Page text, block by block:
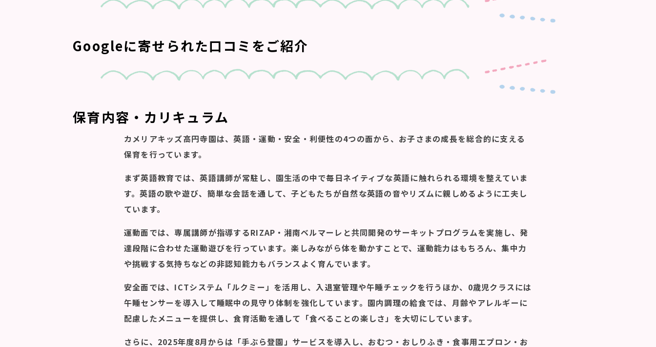
Googleに寄せられた口コミをご紹介
保育内容・カリキュラム
カメリアキッズ高円寺園は、英語・運動・安全・利便性の4つの面から、お子さまの成長を総合的に支える
保育を行っています。
まず英語教育では、英語講師が常駐し、園生活の中で毎日ネイティブな英語に触れられる環境を整えていま
す。英語の歌や遊び、簡単な会話を通して、子どもたちが自然な英語の音やリズムに親しめるように工夫し
ています。
運動面では、専属講師が指導するRIZAP・湘南ベルマーレと共同開発のサーキットプログラムを実施し、発
達段階に合わせた運動遊びを行っています。楽しみながら体を動かすことで、運動能力はもちろん、集中力
や挑戦する気持ちなどの非認知能力もバランスよく育んでいます。
安全面では、ICTシステム「ルクミー」を活用し、入退室管理や午睡チェックを行うほか、0歳児クラスには
午睡センサーを導入して睡眠中の見守り体制を強化しています。園内調理の給食では、月齢やアレルギーに
配慮したメニューを提供し、食育活動を通して「食べることの楽しさ」を大切にしています。
さらに、2025年度8月からは「手ぶら登園」サービスを導入し、おむつ・おしりふき・食事用エプロン・お